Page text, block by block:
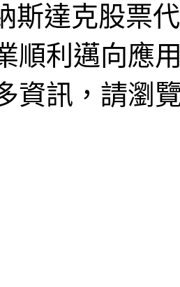
斯達克股票
順利邁向應
資訊，請瀏